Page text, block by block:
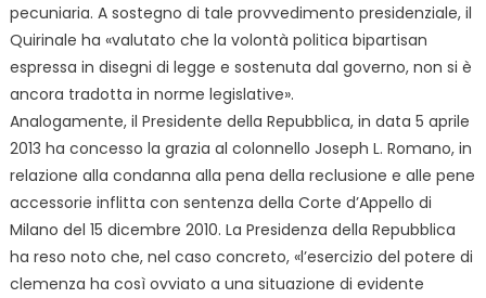
pecuniaria. A sostegno di tale provvedimento presidenziale, il
Quirinale ha «valutato che la volontà politica bipartisan
espressa in disegni di legge e sostenuta dal governo, non si è
ancora tradotta in norme legislative».
Analogamente, il Presidente della Repubblica, in data 5 aprile
2013 ha concesso la grazia al colonnello Joseph L. Romano, in
relazione alla condanna alla pena della reclusione e alle pene
accessorie inflitta con sentenza della Corte d’Appello di
Milano del 15 dicembre 2010. La Presidenza della Repubblica
ha reso noto che, nel caso concreto, «l’esercizio del potere di
clemenza ha così ovviato a una situazione di evidente